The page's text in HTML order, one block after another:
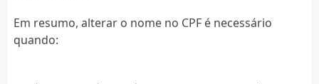
Em resumo, alterar o nome no CPF é necessário
quando: